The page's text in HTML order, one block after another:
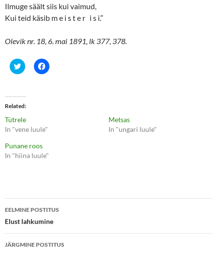
Ilmuge säält siis kui vaimud,
Kui teid käsib m e i s t e r i s i.”
Olevik nr. 18, 6. mai 1891, lk 377, 378.
C
l
t
o
s
h
a
r
e
n
T
w
(
p
n
i
n
n
C
l
r
F
a
k
O
e
s
i
n
Related
Tütrele
In "vene luule"
Metsas
In "ungari luule"
Punane roos
In "hiina luule"
Postituste
töölaud
EELMINE POSTITUS
Elust lahkumine
JÄRGMINE POSTITUS